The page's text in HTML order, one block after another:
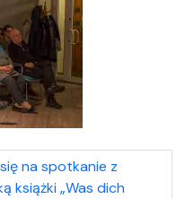
się na spotkanie z
książki „Was dich